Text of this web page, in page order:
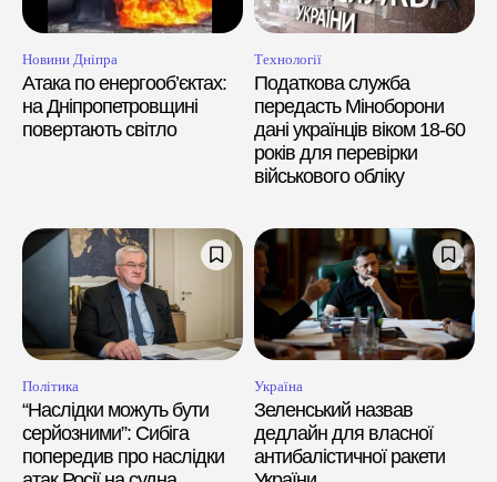
Новини Дніпра
Атака по енергооб’єктах:
на Дніпропетровщині
повертають світло
Технології
Податкова служба
передасть Міноборони
дані українців віком 18-60
років для перевірки
військового обліку
Політика
“Наслідки можуть бути
серйозними”: Сибіга
попередив про наслідки
Україна
Зеленський назвав
дедлайн для власної
антибалістичної ракети